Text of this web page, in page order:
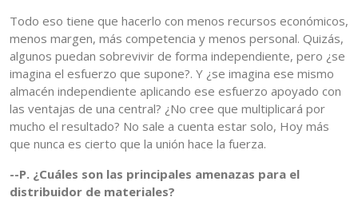
Todo eso tiene que hacerlo con menos recursos económicos,
menos margen, más competencia y menos personal. Quizás,
algunos puedan sobrevivir de forma independiente, pero ¿se
imagina el esfuerzo que supone?. Y ¿se imagina ese mismo
almacén independiente aplicando ese esfuerzo apoyado con
las ventajas de una central? ¿No cree que multiplicará por
mucho el resultado? No sale a cuenta estar solo, Hoy más
que nunca es cierto que la unión hace la fuerza.
--P. ¿Cuáles son las principales amenazas para el
distribuidor de materiales?